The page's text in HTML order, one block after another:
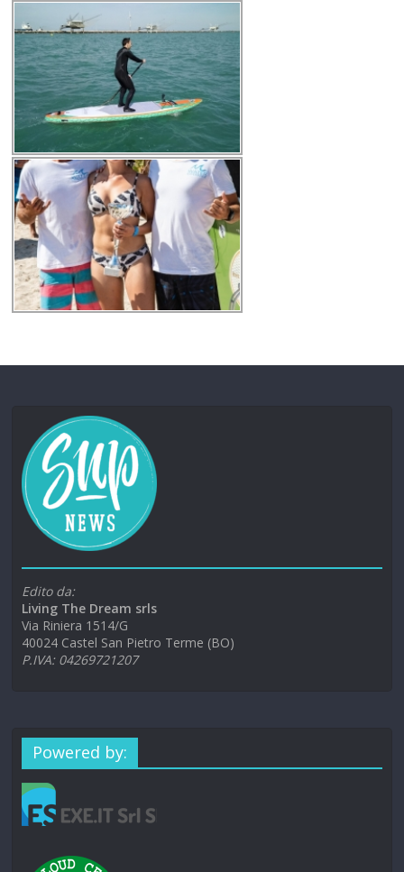
Edito da:
Living The Dream srls
Via Riniera 1514/G
40024 Castel San Pietro Terme (BO)
P.IVA: 04269721207
Powered by: